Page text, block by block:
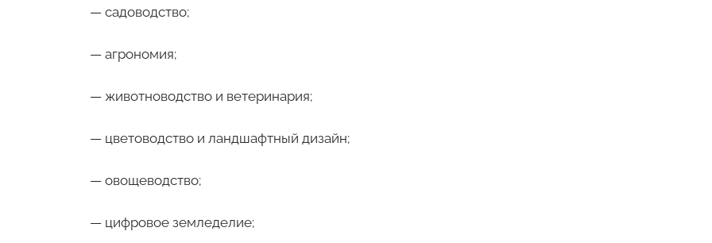
— садоводство;
— агрономия;
— животноводство и ветеринария;
— цветоводство и ландшафтный дизайн;
— овощеводство;
— цифровое земледелие;